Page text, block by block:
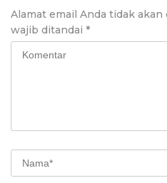
Alamat email Anda tidak
wajib ditandai *